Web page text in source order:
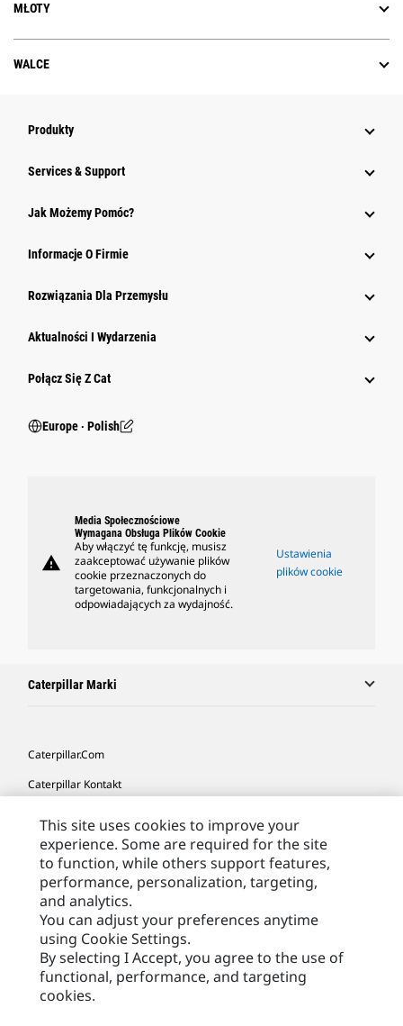
MŁOTY
WALCE
Produkty
Services & Support
Jak Możemy Pomóc?
Informacje O Firmie
Rozwiązania Dla Przemysłu
Aktualności I Wydarzenia
Połącz Się Z Cat
Europe ‧ Polish
warning
Media Społecznościowe
Wymagana Obsługa Plików Cookie
Aby włączyć tę funkcję, musisz
zaakceptować używanie plików
cookie przeznaczonych do
targetowania, funkcjonalnych i
odpowiadających za wydajność.
Ustawienia
plików cookie
Caterpillar Marki
Caterpillar.com
Caterpillar Kontakt
Moje Preferencje Marketingowe
Site Map
Cookie Settings
Legal
Privacy
This site uses cookies to improve your
experience. Some are required for the site
to function, while others support features,
performance, personalization, targeting,
and analytics.
You can adjust your preferences anytime
using Cookie Settings.
By selecting I Accept, you agree to the use of
functional, performance, and targeting
cookies.